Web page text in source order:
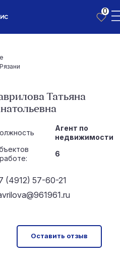
0
Татьяна
Агент по
недвижимости
6
(4912) 57-60-21
Оставить отзыв